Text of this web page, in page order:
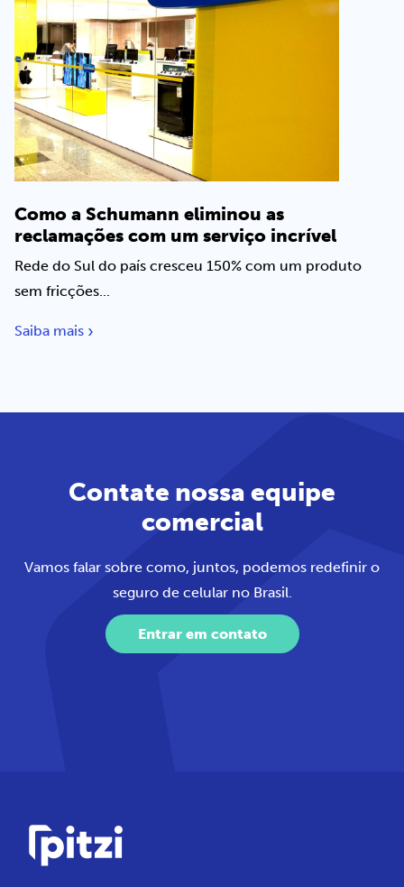
Como a Schumann eliminou as
reclamações com um serviço incrível
Rede do Sul do país cresceu 150% com um produto
sem fricções...
Saiba mais
Contate nossa equipe
comercial
Vamos falar sobre como, juntos, podemos redefinir o
seguro de celular no Brasil.
Entrar em contato